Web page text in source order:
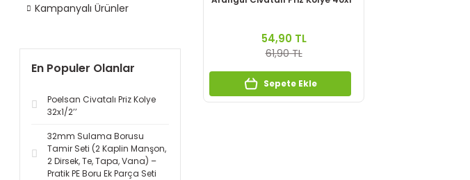
Kampanyalı Ürünler
En Populer Olanlar
Poelsan Civatalı Priz Kolye
32x1/2’’
32mm Sulama Borusu
Tamir Seti (2 Kaplin Manşon,
2 Dirsek, Te, Tapa, Vana) –
Pratik PE Boru Ek Parça Seti
54,90 TL
61,90 TL
Sepete Ekle